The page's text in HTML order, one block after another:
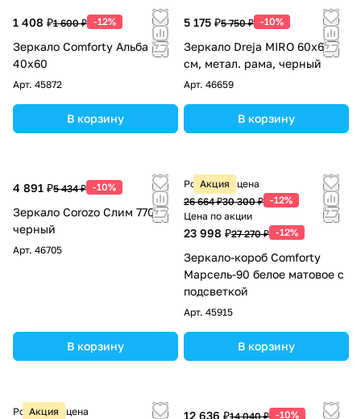
1 408 ₽1 600 ₽ -12%
Зеркало Comforty Альба
40x60
Арт. 45872
В корзину
5 175 ₽5 750 ₽ -10%
Зеркало Dreja MIRO 60х60
см, метал. рама, черный
Арт. 46659
В корзину
4 891 ₽5 434 ₽ -10%
Зеркало Corozo Слим 770
черный
Арт. 46705
В корзину
Акция
Розничная цена
26 664 ₽30 300 ₽ -12%
Цена по акции
23 998 ₽27 270 ₽ -12%
Зеркало-короб Comforty
Марсель-90 белое матовое с
подсветкой
Арт. 45915
В корзину
Акция
Розничная цена
12 636 ₽14 040 ₽ -10%